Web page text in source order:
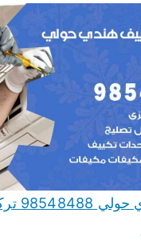
فني